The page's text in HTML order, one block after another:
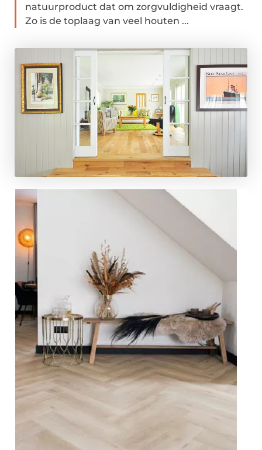
natuurproduct dat om zorgvuldigheid vraagt.
Zo is de toplaag van veel houten ...